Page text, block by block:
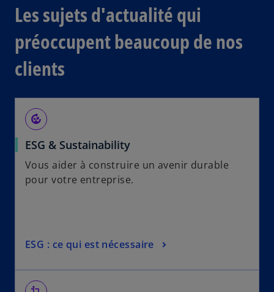
Les sujets d'actualité qui
préoccupent beaucoup de nos
clients
compost
ESG & Sustainability
Vous aider à construire un avenir durable
pour votre entreprise.
ESG : ce qui est nécessaire